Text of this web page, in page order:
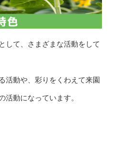
して、さまざまな活動をして
活動や、彩りをくわえて来園
活動になっています。